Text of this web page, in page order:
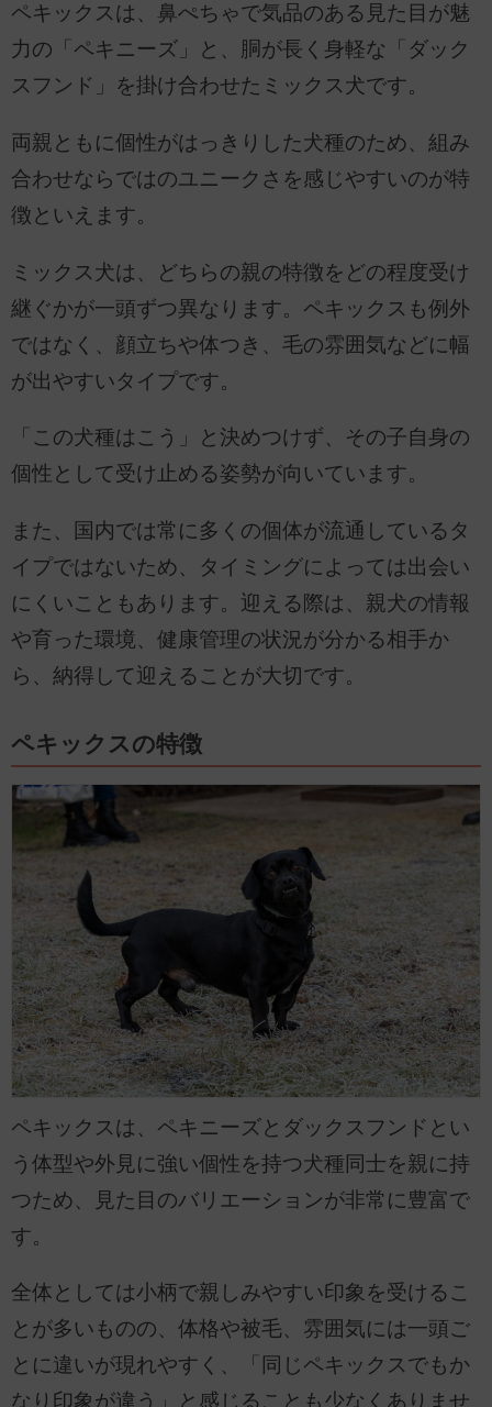
ペキックスは、鼻ぺちゃで気品のある見た目が魅
力の「ペキニーズ」と、胴が長く身軽な「ダック
スフンド」を掛け合わせたミックス犬です。
両親ともに個性がはっきりした犬種のため、組み
合わせならではのユニークさを感じやすいのが特
徴といえます。
ミックス犬は、どちらの親の特徴をどの程度受け
継ぐかが一頭ずつ異なります。ペキックスも例外
ではなく、顔立ちや体つき、毛の雰囲気などに幅
が出やすいタイプです。
「この犬種はこう」と決めつけず、その子自身の
個性として受け止める姿勢が向いています。
また、国内では常に多くの個体が流通しているタ
イプではないため、タイミングによっては出会い
にくいこともあります。迎える際は、親犬の情報
や育った環境、健康管理の状況が分かる相手か
ら、納得して迎えることが大切です。
ペキックスの特徴
ペキックスは、ペキニーズとダックスフンドとい
う体型や外見に強い個性を持つ犬種同士を親に持
つため、見た目のバリエーションが非常に豊富で
す。
全体としては小柄で親しみやすい印象を受けるこ
とが多いものの、体格や被毛、雰囲気には一頭ご
とに違いが現れやすく、「同じペキックスでもか
なり印象が違う」と感じることも少なくありませ